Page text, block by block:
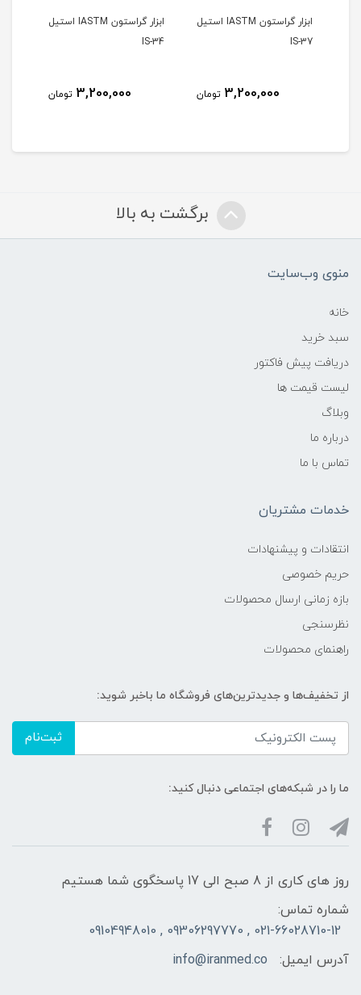
ابزار گراستون IASTM استیل
IS-37
3,200,000 تومان
ابزار گراستون IASTM استیل
IS-34
3,200,000 تومان
برگشت به بالا
منوی وب‌سایت
خانه
سبد خرید
دریافت پیش فاکتور
لیست قیمت ها
وبلاگ
درباره ما
تماس با ما
خدمات مشتریان
انتقادات و پیشنهادات
حریم خصوصی
بازه زمانی ارسال محصولات
نظرسنجی
راهنمای محصولات
از تخفیف‌ها و جدیدترین‌های فروشگاه ما باخبر شوید:
ثبت‌نام
ما را در شبکه‌های اجتماعی دنبال کنید:
روز های کاری از 8 صبح الی 17 پاسخگوی شما هستیم
شماره تماس:
021-66028710-12 , 09306297770 , 09104948010
آدرس ایمیل:
info@iranmed.co